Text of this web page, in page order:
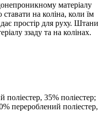
матеріалу
на коліна, коли їм
простір для руху. Штани
ззаду та на колінах.
35% поліестер;
перероблений поліестер,